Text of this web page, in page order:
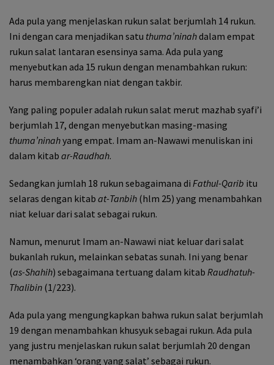
Ada pula yang menjelaskan rukun salat berjumlah 14 rukun.
Ini dengan cara menjadikan satu thuma’ninahdalam empat
rukun salat lantaran esensinya sama. Ada pula yang
menyebutkan ada 15 rukun dengan menambahkan rukun:
harus membarengkan niat dengan takbir.
Yang paling populer adalah rukun salat merut mazhab syafi’i
berjumlah 17, dengan menyebutkan masing-masing
thuma’ninahyang empat. Imam an-Nawawi menuliskan ini
dalam kitab ar-Raudhah.
Sedangkan jumlah 18 rukun sebagaimana di Fathul-Qarib itu
selaras dengan kitab at-Tanbih (hlm 25) yang menambahkan
niat keluar dari salat sebagai rukun.
Namun, menurut Imam an-Nawawi niat keluar dari salat
bukanlah rukun, melainkan sebatas sunah. Ini yang benar
(as-Shahih) sebagaimana tertuang dalam kitab Raudhatuh-
Thalibin (1/223).
Ada pula yang mengungkapkan bahwa rukun salat berjumlah
19 dengan menambahkan khusyuk sebagai rukun. Ada pula
yang justru menjelaskan rukun salat berjumlah 20 dengan
menambahkan ‘orang yang salat’ sebagai rukun.